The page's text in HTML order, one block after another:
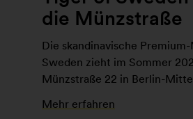
die Münzstraße
Die skandinavische
Sweden zieht im Sommer
Münzstraße 22 in Berlin-
Mehr erfahren